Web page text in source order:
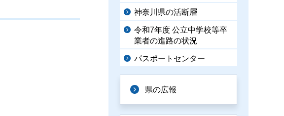
神奈川県の活断層
令和7年度 公立中学校等卒
業者の進路の状況
パスポートセンター
県の広報